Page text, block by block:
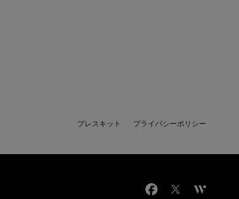
プレスキット プライバシーポリシー